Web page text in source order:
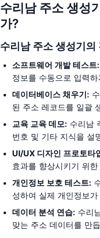
수리남 주소 생성
가?
수리남 주소 생성기의
소프트웨어 개발 테스트:
정보를 수동으로 입력
데이터베이스 채우기:
된 주소 레코드를 일괄
교육 교육 데모: 수리남
번호 및 기타 지식을 설
UI/UX 디자인 프로토타
효과를 향상시키기 위
개인정보 보호 테스트:
성하여 실제 개인정보
데이터 분석 연습: 수리
맞는 주소 데이터를 만